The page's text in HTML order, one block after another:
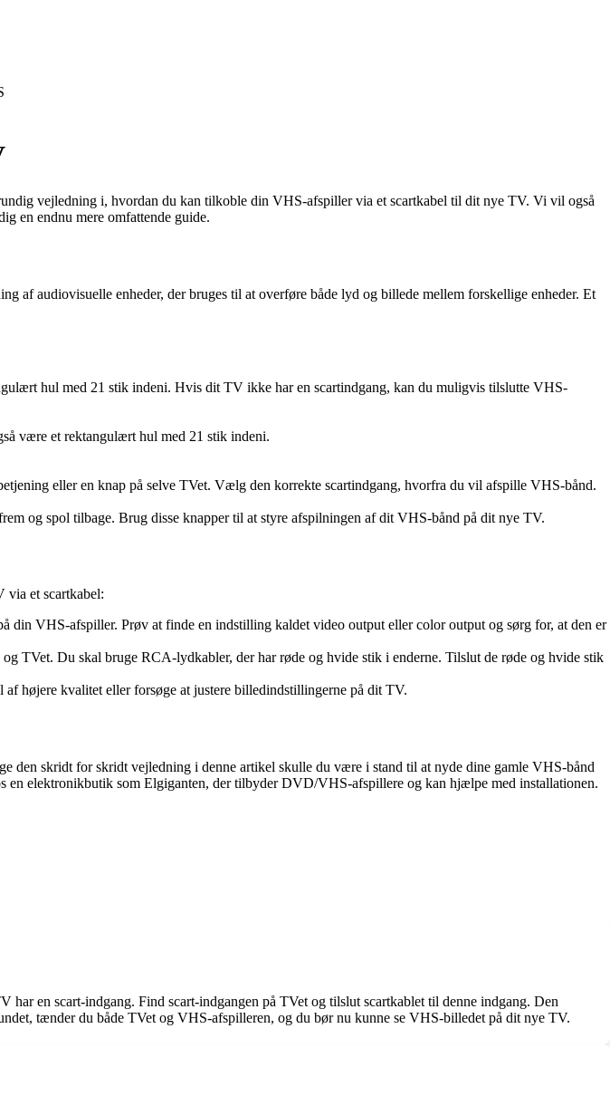
vejledning i, hvordan du kan tilkoble din VHS-afspiller via et scartkabel til dit nye TV. Vi vil også
en endnu mere omfattende guide.
af audiovisuelle enheder, der bruges til at overføre både lyd og billede mellem forskellige enheder. Et
hul med 21 stik indeni. Hvis dit TV ikke har en scartindgang, kan du muligvis tilslutte VHS-
være et rektangulært hul med 21 stik indeni.
eller en knap på selve TVet. Vælg den korrekte scartindgang, hvorfra du vil afspille VHS-bånd.
og spol tilbage. Brug disse knapper til at styre afspilningen af dit VHS-bånd på dit nye TV.
et scartkabel:
VHS-afspiller. Prøv at finde en indstilling kaldet video output eller color output og sørg for, at den er
TVet. Du skal bruge RCA-lydkabler, der har røde og hvide stik i enderne. Tilslut de røde og hvide stik
højere kvalitet eller forsøge at justere billedindstillingerne på dit TV.
skridt for skridt vejledning i denne artikel skulle du være i stand til at nyde dine gamle VHS-bånd
elektronikbutik som Elgiganten, der tilbyder DVD/VHS-afspillere og kan hjælpe med installationen.
en scart-indgang. Find scart-indgangen på TVet og tilslut scartkablet til denne indgang. Den
tænder du både TVet og VHS-afspilleren, og du bør nu kunne se VHS-billedet på dit nye TV.